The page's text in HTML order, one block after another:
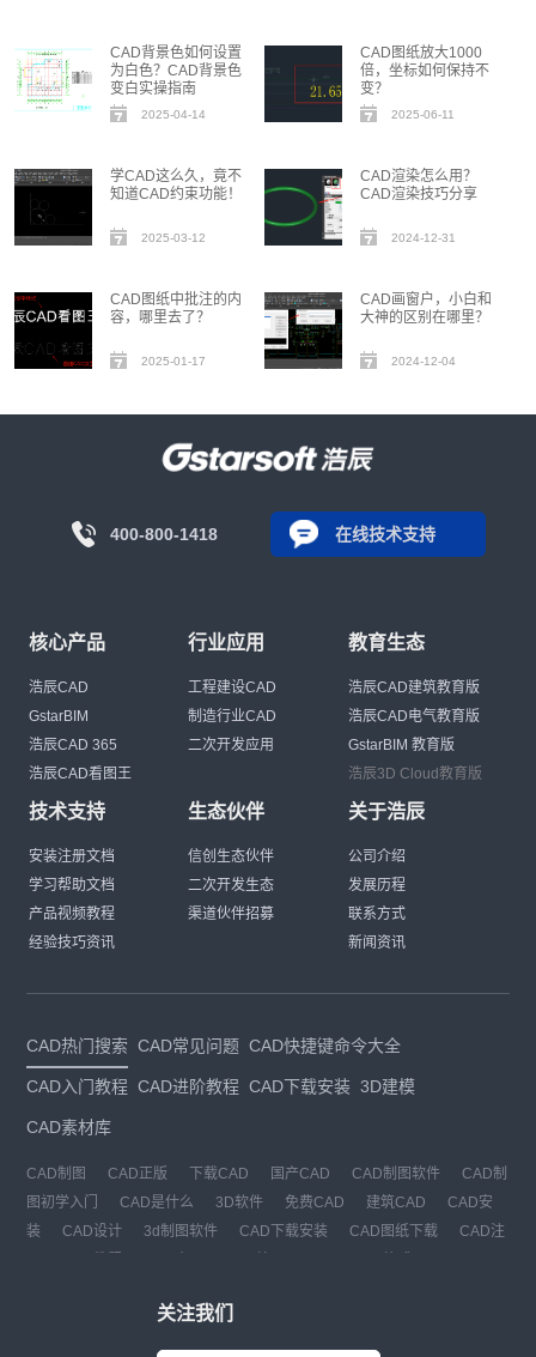
CAD背景色如何设置
为白色？CAD背景色
变白实操指南
2025-04-14
CAD图纸放大1000
倍，坐标如何保持不
变？
2025-06-11
学CAD这么久，竟不
知道CAD约束功能！
2025-03-12
CAD渲染怎么用？
CAD渲染技巧分享
2024-12-31
CAD图纸中批注的内
容，哪里去了？
2025-01-17
CAD画窗户，小白和
大神的区别在哪里？
2024-12-04
400-800-1418 在线技术支持
核心产品
浩辰CAD
GstarBIM
浩辰CAD 365
浩辰CAD看图王
行业应用
工程建设CAD
制造行业CAD
二次开发应用
教育生态
浩辰CAD建筑教育版
浩辰CAD电气教育版
GstarBIM 教育版
浩辰3D Cloud教育版
技术支持
安装注册文档
学习帮助文档
产品视频教程
经验技巧资讯
生态伙伴
信创生态伙伴
二次开发生态
渠道伙伴招募
关于浩辰
公司介绍
发展历程
联系方式
新闻资讯
CAD热门搜索 CAD常见问题 CAD快捷键命令大全
CAD入门教程 CAD进阶教程 CAD下载安装 3D建模
CAD素材库
CAD制图 CAD正版 下载CAD 国产CAD CAD制图软件
CAD制
图初学入门
CAD是什么 3D软件 免费CAD 建筑CAD
CAD安
装
CAD设计 3d制图软件 CAD下载安装 CAD图纸下载
CAD注
关注我们